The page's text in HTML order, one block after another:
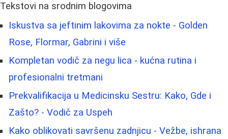
Tekstovi na srodnim blogovima
Iskustva sa jeftinim lakovima za nokte - Golden
Rose, Flormar, Gabrini i više
Kompletan vodič za negu lica - kućna rutina i
profesionalni tretmani
Prekvalifikacija u Medicinsku Sestru: Kako, Gde i
Zašto? - Vodič za Uspeh
Kako oblikovati savršenu zadnjicu - Vežbe, ishrana